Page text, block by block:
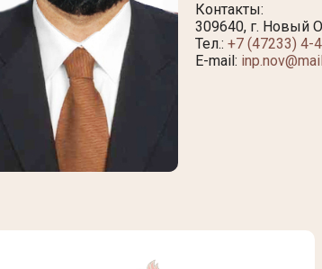
Контакты:
309640, г. Новый
Тел.: +7 (47233) 4-
E-mail: